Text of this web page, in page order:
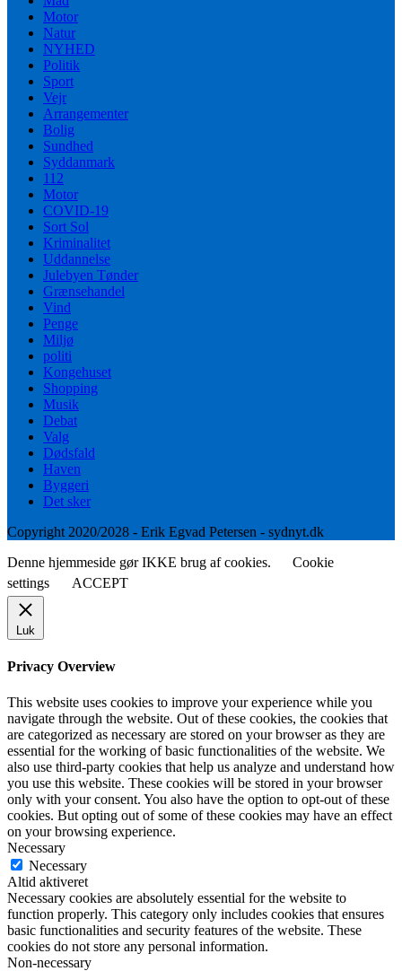
Motor
Natur
NYHED
Politik
Sport
Vejr
Arrangementer
Bolig
Sundhed
Syddanmark
112
Motor
COVID-19
Sort Sol
Kriminalitet
Uddannelse
Julebyen Tønder
Grænsehandel
Vind
Penge
Miljø
politi
Kongehuset
Shopping
Musik
Debat
Valg
Dødsfald
Haven
Byggeri
Det sker
Copyright 2020/2028 - Erik Egvad Petersen - sydnyt.dk
Denne hjemmeside gør IKKE brug af cookies.
Cookie
settings
ACCEPT
Luk
Privacy Overview
This website uses cookies to improve your experience while you
navigate through the website. Out of these cookies, the cookies that
are categorized as necessary are stored on your browser as they are
essential for the working of basic functionalities of the website. We
also use third-party cookies that help us analyze and understand how
you use this website. These cookies will be stored in your browser
only with your consent. You also have the option to opt-out of these
cookies. But opting out of some of these cookies may have an effect
on your browsing experience.
Necessary
Necessary
Altid aktiveret
Necessary cookies are absolutely essential for the website to
function properly. This category only includes cookies that ensures
basic functionalities and security features of the website. These
cookies do not store any personal information.
Non-necessary